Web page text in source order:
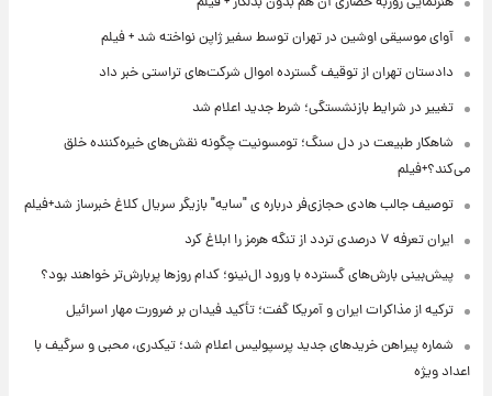
آوای موسیقی اوشین در تهران توسط سفیر ژاپن نواخته شد + فیلم
دادستان تهران از توقیف گسترده اموال شرکت‌های تراستی خبر داد
تغییر در شرایط بازنشستگی؛ شرط جدید اعلام شد
شاهکار طبیعت در دل سنگ؛ تومسونیت چگونه نقش‌های خیره‌کننده خلق
می‌کند؟+فیلم
توصیف جالب هادی حجازی‌فر درباره ی "سایه" بازیگر سریال کلاغ خبرساز شد+فیلم
ایران تعرفه ۷ درصدی تردد از تنگه هرمز را ابلاغ کرد
پیش‌بینی بارش‌های گسترده با ورود ال‌نینو؛ کدام روزها پربارش‌تر خواهند بود؟
ترکیه از مذاکرات ایران و آمریکا گفت؛ تأکید فیدان بر ضرورت مهار اسرائیل
شماره پیراهن خریدهای جدید پرسپولیس اعلام شد؛ تیکدری، محبی و سرگیف با
اعداد ویژه